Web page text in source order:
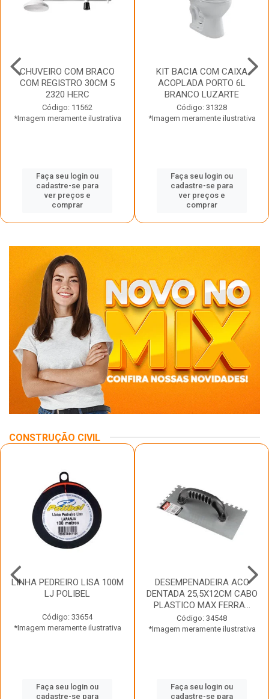
CHUVEIRO COM BRACO
COM REGISTRO 30CM 5
2320 HERC
Código: 11562
*Imagem meramente ilustrativa
Faça seu login ou
cadastre-se para
ver preços e
comprar
KIT BACIA COM CAIXA
ACOPLADA PORTO 6L
BRANCO LUZARTE
Código: 31328
*Imagem meramente ilustrativa
Faça seu login ou
cadastre-se para
ver preços e
comprar
CONSTRUÇÃO CIVIL
LINHA PEDREIRO LISA 100M
LJ POLIBEL
Código: 33654
*Imagem meramente ilustrativa
Faça seu login ou
cadastre-se para
DESEMPENADEIRA ACO
DENTADA 25,5X12CM CABO
PLASTICO MAX FERRA...
Código: 34548
*Imagem meramente ilustrativa
Faça seu login ou
cadastre-se para